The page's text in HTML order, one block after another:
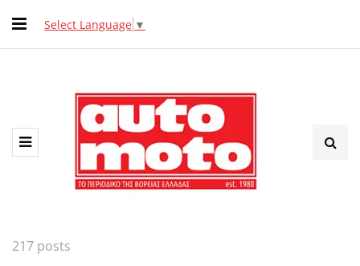
Select Language ▼
217 posts